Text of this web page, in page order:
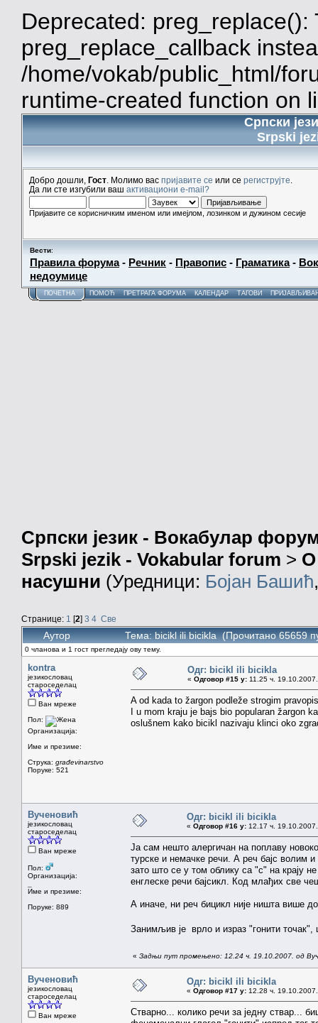
Deprecated:
preg_replace_callback
/home/vokab/public_html/
runtime-created function on
Српски
Srpski
Добро дошли, Гост . Молимо вас пријавите се или се региструјте
Да ли сте изгубили ваш активациони e-mail?
Пријавите се корисничким именом или имејлом, лозинком и дужином сесије
Вести:
Правила форума- Речник - Правопис - Граматика-
недоумице
ПОЧЕТНА ПОМОЋ ПРЕТРАГА ФОРУМА КАЛЕНДАР ТАГОВИ
Српски језик - Вокабулар
Srpski jezik - Vokabular forum > О
насушни (Уредници: Бојан Башић
Странице: 1 [2] 3 4 Све
Аутор Тема: bicikl ili bicikla (Прочитано 65659
0 чланова и 1 гост прегледају ову тему.
kontra
језикословац
староседелац
Ван мреже
Пол:
Организација:
Име и презиме:
Струка: građevinarstvo
Поруке: 521
Одг: bicikl ili bicikla
« Одговор #15 у: 11.25 ч.
A od kada to žargon podleže strogim
I u mom kraju je bajs bio popularan žargon
oslušnem kako bicikl nazivaju klinci oko
Вученовић
језикословац
староседелац
Ван мреже
Пол:
Организација:
Име и презиме:
Поруке: 889
Одг: bicikl ili bicikla
« Одговор #16 у: 12.17 ч.
Ја сам нешто алергичан на поплаву
турске и немачке речи. А реч бајс волим
зато што се у том облику са "с" на крају
енглеске речи бајсикл. Код млађих све
А иначе, ни реч бицикл није ништа више
Занимљив је врло и израз "гонити точак",
« Задњи пут промењено: 12.24 ч. 19.10.2007. од
Вученовић
језикословац
староседелац
Ван мреже
Одг: bicikl ili bicikla
« Одговор #17 у: 12.28 ч.
Стварно... колико речи за једну ствар...